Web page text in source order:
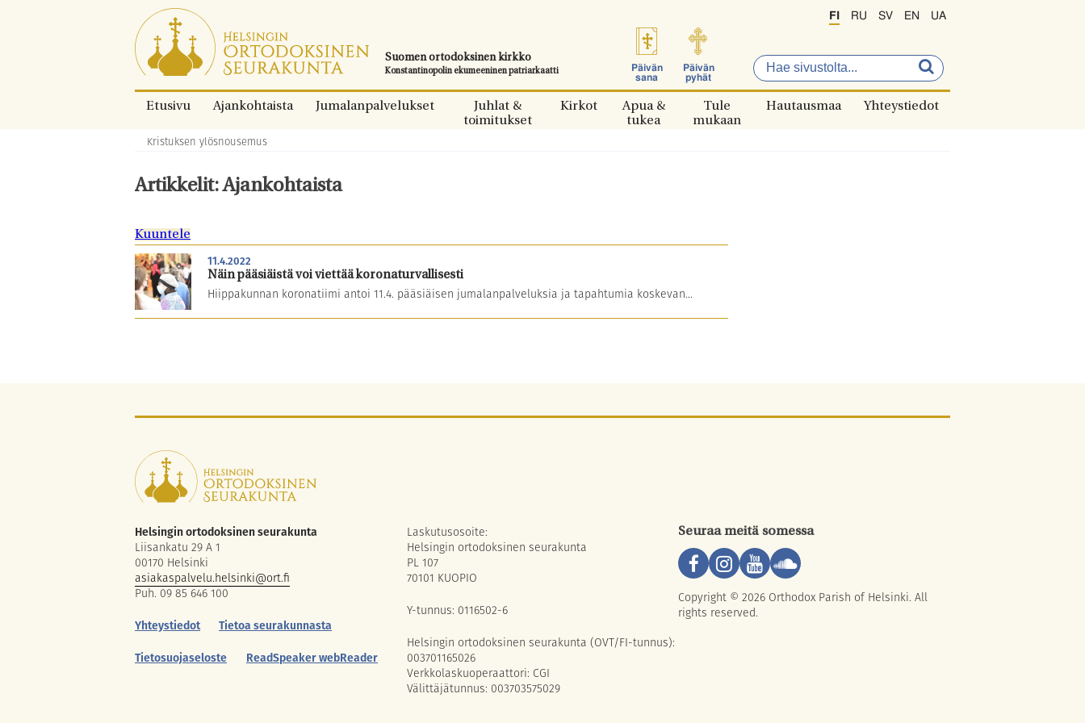
Siirry
suoraan
sisältöön.
Suomen ortodoksinen kirkko
Konstantinopolin ekumeeninen patriarkaatti
Päivän
sana
Päivän
pyhät
FI RU SV EN UA
Etusivu Ajankohtaista Jumalanpalvelukset
Juhlat &
toimitukset
Kirkot
Apua &
tukea
Tule
mukaan
Hautausmaa Yhteystiedot
Murupolku:
Kristuksen ylösnousemus
Artikkelit: Ajankohtaista
Kuuntele
11.4.2022
Näin pääsiäistä voi viettää koronaturvallisesti
Hiippakunnan koronatiimi antoi 11.4. pääsiäisen jumalanpalveluksia ja tapahtumia koskevan...
Helsingin ortodoksinen seurakunta
Liisankatu 29 A 1
00170 Helsinki
asiakaspalvelu.helsinki@ort.fi
Puh. 09 85 646 100
Yhteystiedot
Tietoa seurakunnasta
Tietosuojaseloste
ReadSpeaker webReader
Laskutusosoite:
Helsingin ortodoksinen seurakunta
PL 107
70101 KUOPIO
Y-tunnus: 0116502-6
Helsingin ortodoksinen seurakunta (OVT/FI-tunnus):
003701165026
Verkkolaskuoperaattori: CGI
Välittäjätunnus: 003703575029
Seuraa meitä somessa
Copyright © 2026 Orthodox Parish of Helsinki. All
rights reserved.